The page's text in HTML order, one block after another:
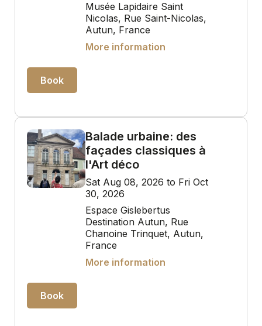
Musée Lapidaire Saint
Nicolas, Rue Saint-Nicolas,
Autun, France
More information
Book
Balade urbaine: des
façades classiques à
l'Art déco
Sat Aug 08, 2026 to Fri Oct
30, 2026
Espace Gislebertus
Destination Autun, Rue
Chanoine Trinquet, Autun,
France
More information
Book